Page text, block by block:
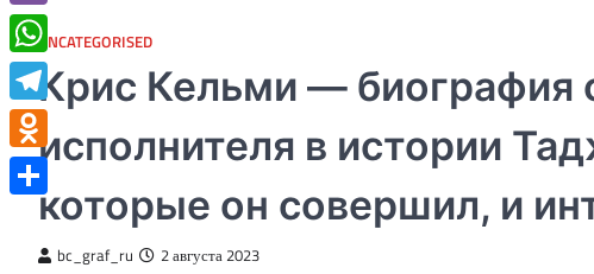
UNCATEGORISED
Крис Кельми — биография
исполнителя в истории
которые он совершил, и
bc_graf_ru 2 августа 2023
Viber
WhatsApp
Telegram
Odnoklassniki
Отправить